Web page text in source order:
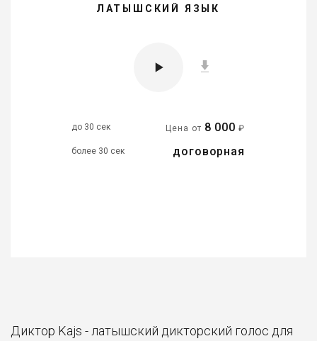
ЛАТЫШСКИЙ ЯЗЫК
до 30 сек Цена от 8 000 ₽
более 30 сек договорная
Диктор Kajs - латышский дикторский голос для